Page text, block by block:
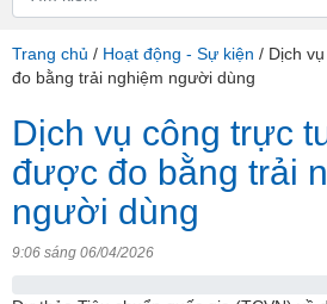
Trang chủ / Hoạt động - Sự kiện / Dịch
đo bằng trải nghiệm người dùng
Dịch vụ công trực
được đo bằng trải
người dùng
9:06 sáng 06/04/2026